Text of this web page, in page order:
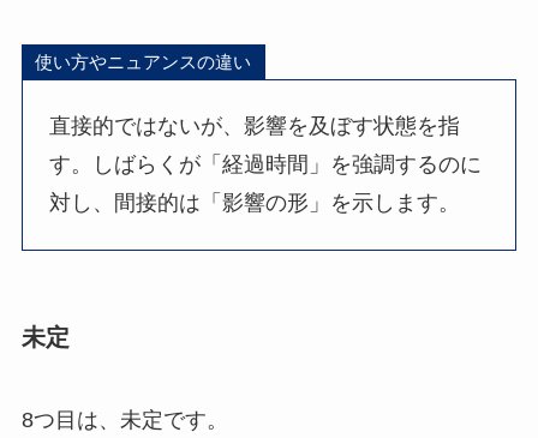
使い方やニュアンスの違い
直接的ではないが、影響を及ぼす状態を指
す。しばらくが「経過時間」を強調するのに
対し、間接的は「影響の形」を示します。
未定
8つ目は、未定です。